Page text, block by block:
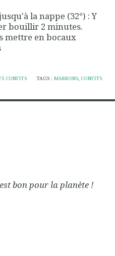
la nappe (32°) : Y
bouillir 2 minutes.
mettre en bocaux
CONFITS TAGS :MARRONS, CONFITS
bon pour la planète !